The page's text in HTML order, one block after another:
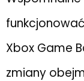
Xbox Game
zmiany